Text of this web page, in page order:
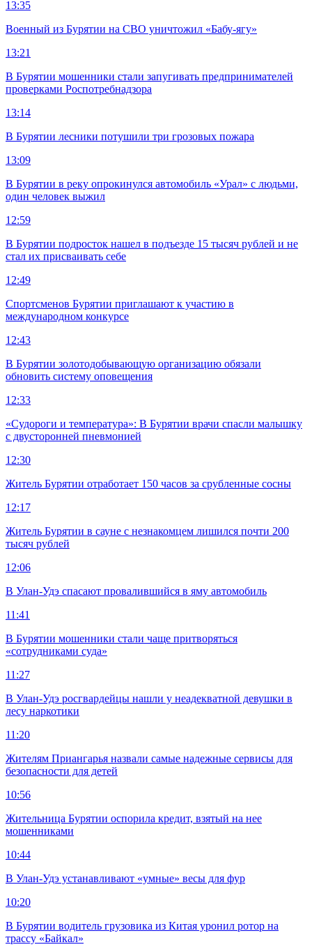
13:35
Военный из Бурятии на СВО уничтожил «Бабу-ягу»
13:21
В Бурятии мошенники стали запугивать предпринимателей
проверками Роспотребнадзора
13:14
В Бурятии лесники потушили три грозовых пожара
13:09
В Бурятии в реку опрокинулся автомобиль «Урал» с людьми,
один человек выжил
12:59
В Бурятии подросток нашел в подъезде 15 тысяч рублей и не
стал их присваивать себе
12:49
Спортсменов Бурятии приглашают к участию в
международном конкурсе
12:43
В Бурятии золотодобывающую организацию обязали
обновить систему оповещения
12:33
«Судороги и температура»: В Бурятии врачи спасли малышку
с двусторонней пневмонией
12:30
Житель Бурятии отработает 150 часов за срубленные сосны
12:17
Житель Бурятии в сауне с незнакомцем лишился почти 200
тысяч рублей
12:06
В Улан-Удэ спасают провалившийся в яму автомобиль
11:41
В Бурятии мошенники стали чаще притворяться
«сотрудниками суда»
11:27
В Улан-Удэ росгвардейцы нашли у неадекватной девушки в
лесу наркотики
11:20
Жителям Приангарья назвали самые надежные сервисы для
безопасности для детей
10:56
Жительница Бурятии оспорила кредит, взятый на нее
мошенниками
10:44
В Улан-Удэ устанавливают «умные» весы для фур
10:20
В Бурятии водитель грузовика из Китая уронил ротор на
трассу «Байкал»